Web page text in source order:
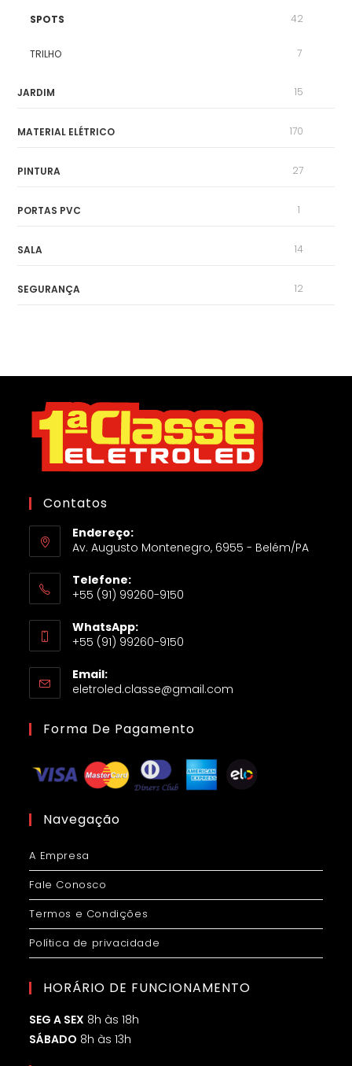
SPOTS 42
TRILHO 7
JARDIM 15
MATERIAL ELÉTRICO 170
PINTURA 27
PORTAS PVC 1
SALA 14
SEGURANÇA 12
Contatos
Endereço:
Av. Augusto Montenegro, 6955 - Belém/PA
Telefone:
+55 (91) 99260-9150
WhatsApp:
+55 (91) 99260-9150
Email:
eletroled.classe@gmail.com
Forma De Pagamento
Navegação
A Empresa
Fale Conosco
Termos e Condições
Política de privacidade
HORÁRIO DE FUNCIONAMENTO
SEG A SEX 8h às 18h
SÁBADO 8h às 13h